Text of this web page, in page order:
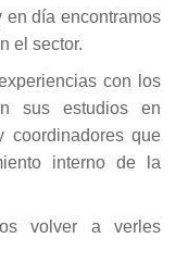
en día encontramos
el sector.
con los
sus estudios en
coordinadores que
interno de la
volver a verles